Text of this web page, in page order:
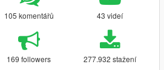
105 komentářů 43 videí
169 followers 277.932 stažení